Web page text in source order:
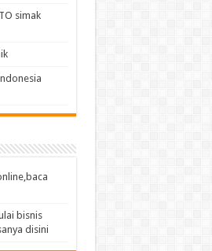
simak
bisnis
disini